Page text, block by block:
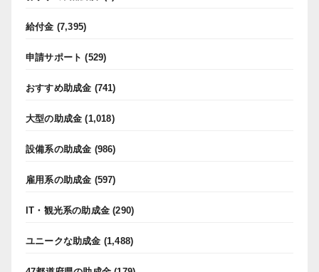
給付金 (7,395)
申請サポート (529)
おすすめ助成金 (741)
大型の助成金 (1,018)
設備系の助成金 (986)
雇用系の助成金 (597)
IT・観光系の助成金 (290)
ユニークな助成金 (1,488)